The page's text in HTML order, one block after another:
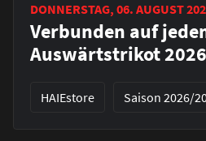
DONNERSTAG, 06. AUGUST
Verbunden auf
Auswärtstrikot
HAIEstore Saison 2026/